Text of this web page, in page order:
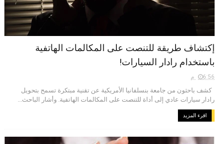
إكتشاف طريقة للتنصت على المكالمات الهاتفية
باستخدام رادار السيارات!
6:56 م
كشف باحثون من جامعة بنسلفانيا الأمريكية عن تقنية مبتكرة تسمح بتحويل
رادار سيارات عادي إلى أداة للتنصت على المكالمات الهاتفية. وأشار الباحث...
اقرء المزيد